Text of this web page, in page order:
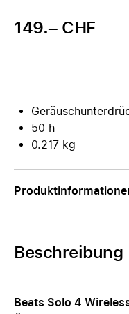
149.– CHF
50 h
0.217 kg
Beschreibung
Beats Solo 4